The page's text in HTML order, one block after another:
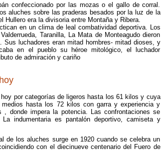
confeccionado por las mozas o el gallo de corral.
aluches sobre las praderas besados por la luz de la
Hullero era la divisoria entre Montaña y Ribera.
en un clima de leal combatividad deportiva. Los
Taranilla, La Mata de Monteagudo dieron
Sus luchadores eran mitad hombres- mitad dioses, y
en el pueblo su héroe mitológico, el luchador
de admiración y cariño
hoy por categorías de ligeros hasta los 61 kilos y cuya
hasta los 72 kilos con garra y experiencia y
donde impera la potencia. Las confrontaciones se
indumentaria es pantalón deportivo, camiseta y
de los aluches surge en 1920 cuando se celebra un
con el diecinueve centenario del Fuero de